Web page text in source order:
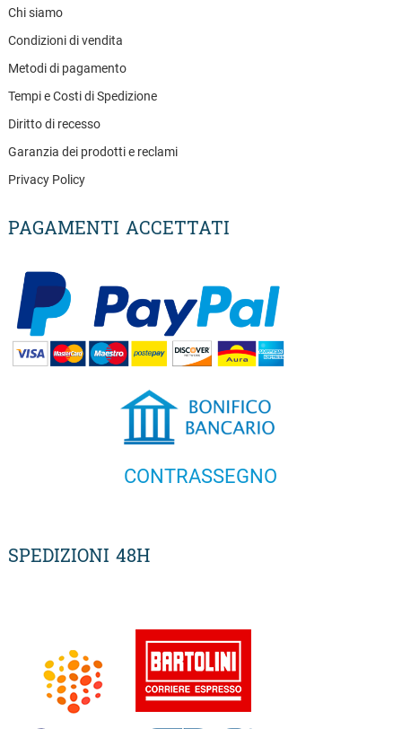
Chi siamo
Condizioni di vendita
Metodi di pagamento
Tempi e Costi di Spedizione
Diritto di recesso
Garanzia dei prodotti e reclami
Privacy Policy
PAGAMENTI ACCETTATI
CONTRASSEGNO
SPEDIZIONI 48H